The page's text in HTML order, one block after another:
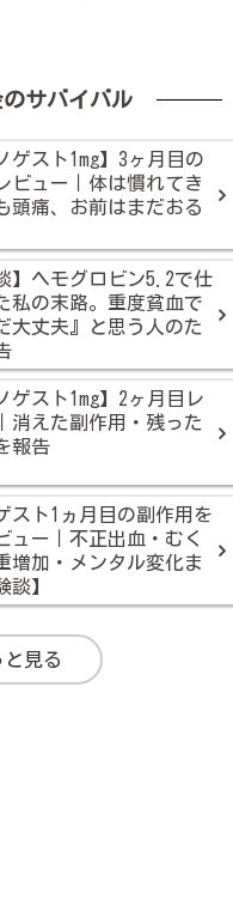
サバイバル
ゲスト1mg】3ヶ月目の
ビュー｜体は慣れてき
頭痛、お前はまだおる
】ヘモグロビン5.2で仕
私の末路。重度貧血で
大丈夫』と思う人のた
ゲスト1mg】2ヶ月目レ
消えた副作用・残った
報告
スト1ヵ月目の副作用を
ュー｜不正出血・むく
増加・メンタル変化ま
談】
と見る